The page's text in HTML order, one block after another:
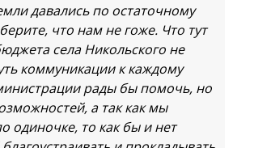
давались по остаточному
что нам не гоже. Что тут
села Никольского не
коммуникации к каждому
рады бы помочь, но
а так как мы
одиночке, то как бы и нет